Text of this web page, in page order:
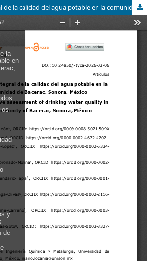
Evaluación integral de la calidad del agua potable en la comunidad de Bacerac, Sonora, México